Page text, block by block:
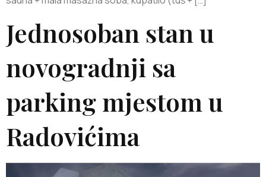
Jednosoban stan u
novogradnji sa
parking mjestom u
Radovićima